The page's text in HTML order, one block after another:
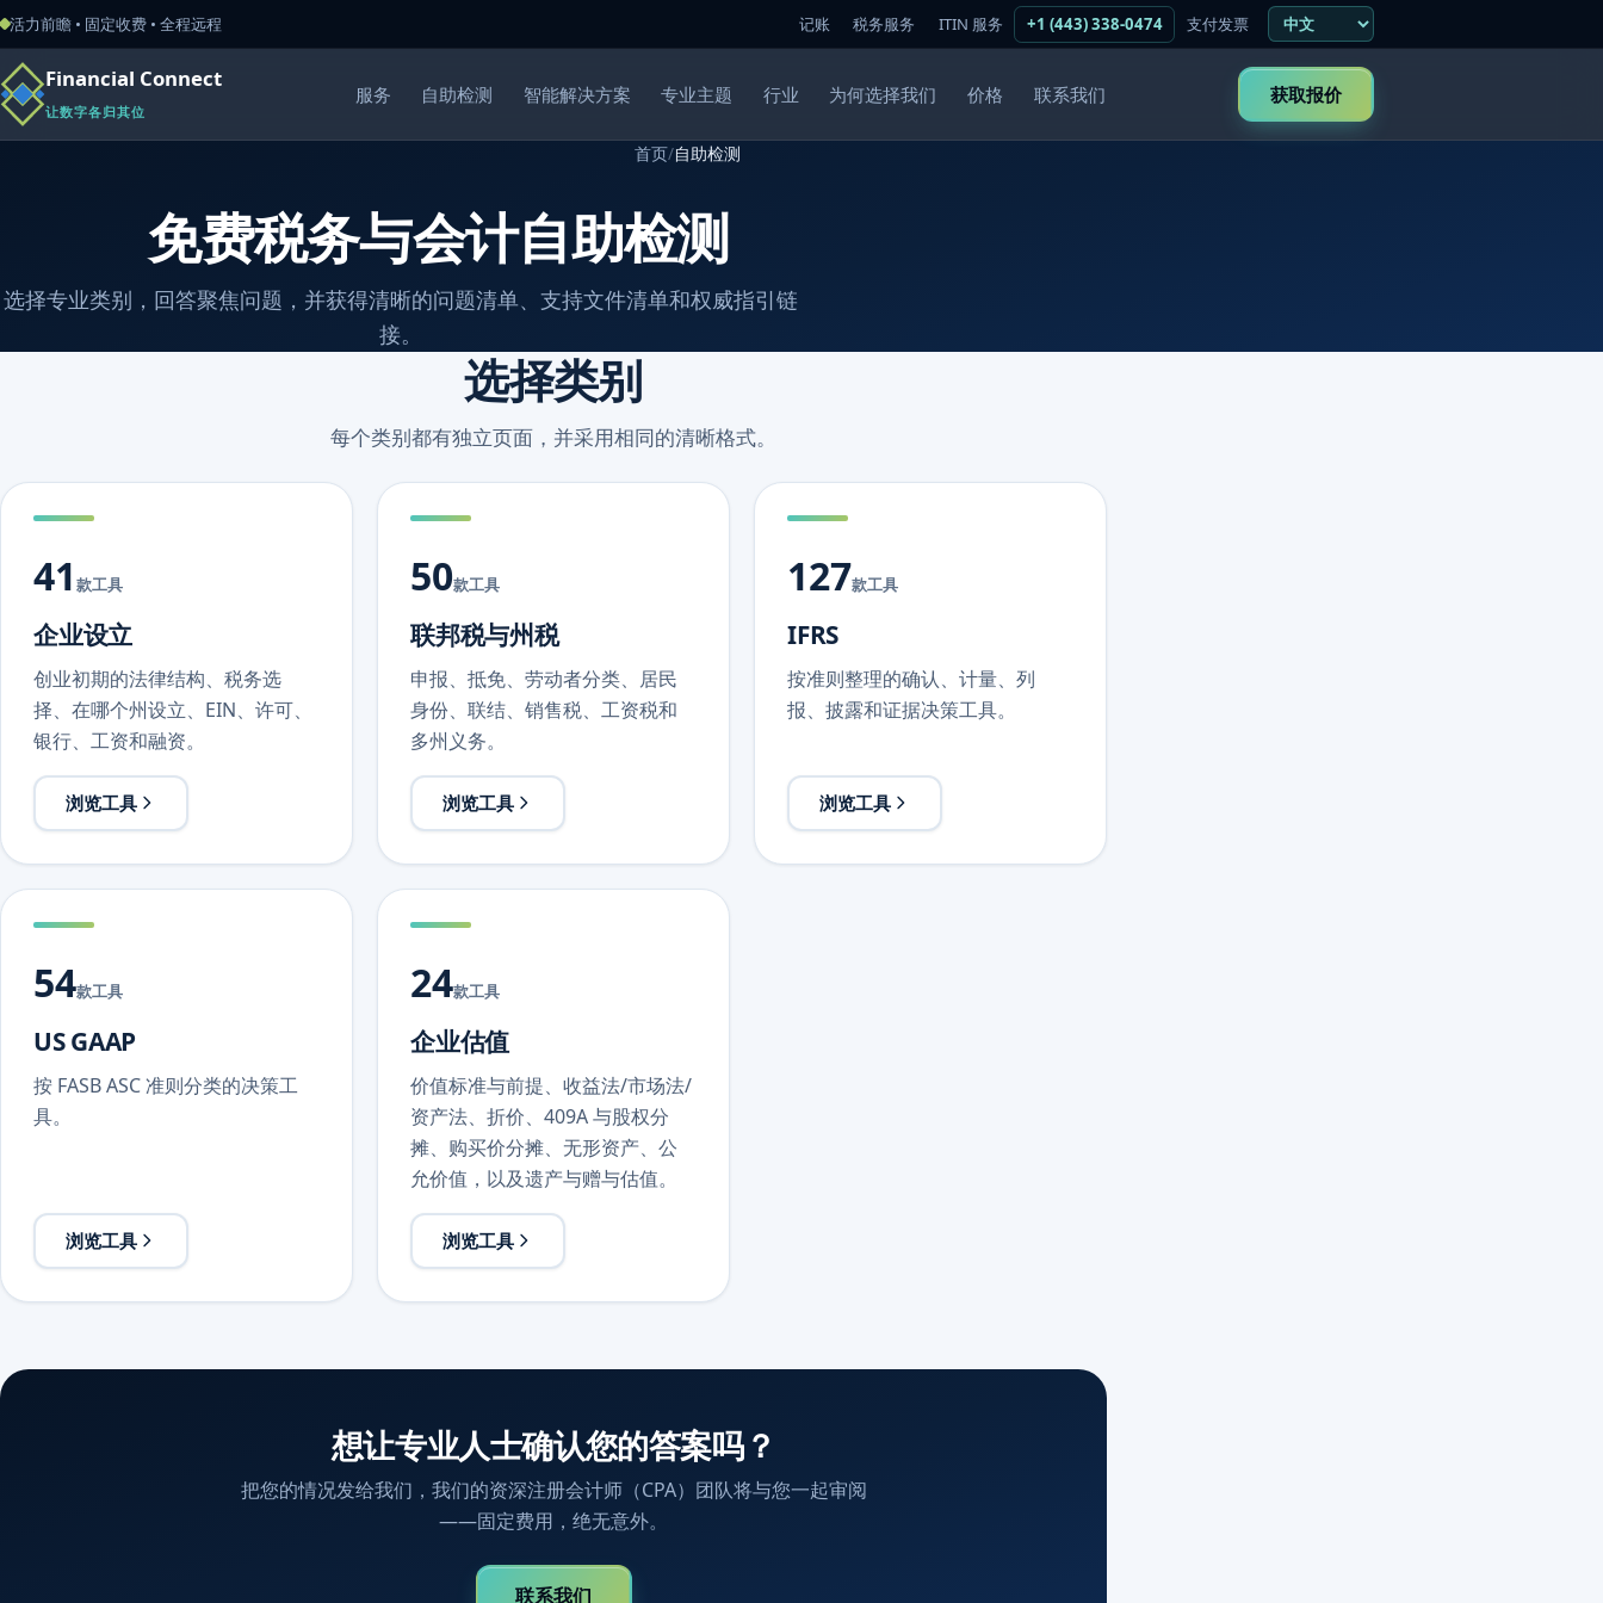
活力前瞻 • 固定收费 • 全程远程 记账 税务服务 ITIN 服务 +1 (443) 338-0474 支付发票
Financial Connect
让数字各归其位
服务 自助检测 智能解决方案 专业主题 行业 为何选择我们 价格 联系我们 获取报价
首页/自助检测
免费税务与会计自助检测
选择专业类别，回答聚焦问题，并获得清晰的问题清单、支持文件清单和权威指引链
接。
选择类别
每个类别都有独立页面，并采用相同的清晰格式。
41款工具
企业设立
创业初期的法律结构、税务选
择、在哪个州设立、EIN、许可、
银行、工资和融资。
浏览工具
50款工具
联邦税与州税
申报、抵免、劳动者分类、居民
身份、联结、销售税、工资税和
多州义务。
浏览工具
127款工具
IFRS
按准则整理的确认、计量、列
报、披露和证据决策工具。
浏览工具
54款工具
US GAAP
按 FASB ASC 准则分类的决策工
具。
浏览工具
24款工具
企业估值
价值标准与前提、收益法/市场法/
资产法、折价、409A 与股权分
摊、购买价分摊、无形资产、公
允价值，以及遗产与赠与估值。
浏览工具
想让专业人士确认您的答案吗？
把您的情况发给我们，我们的资深注册会计师（CPA）团队将与您一起审阅
——固定费用，绝无意外。
联系我们